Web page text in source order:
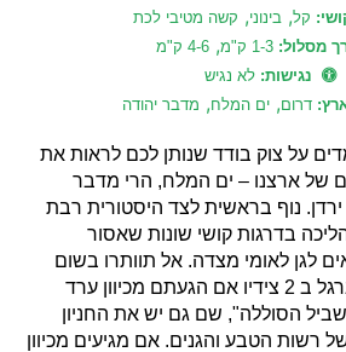
קל, בינוני, קשה מטיבי לכת
מסלול: 1-3 ק"מ , 4-6 ק"מ
נגישות: לא נגיש
דרום, ים המלח, מדבר יהודה
על צוק בודד שנותן לכם לראות את
של ארצנו – ים המלח, הרי מדבר
ירדן. נוף בראשית לצד היסטורית רבת
בדרגות קושי שונות שאסור
לגן לאומי מצדה. אל תוותרו בשום
אופן על העלייה להר ברגל ב 2 צידיו אם הגעתם מכיוון ערד
הסוללה", שם גם יש את החניון
רשות הטבע והגנים. אם מגיעים מכיוון